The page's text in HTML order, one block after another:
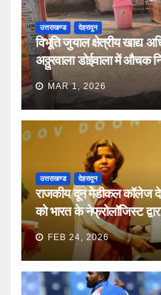
उत्तराखण्ड देहरादून
विभूति जुयाल क्षेत्रीय खाद्य
अठ्ठुरवाला डोईवाला में औचक
MAR 1, 2026
उत्तराखण्ड देहरादून
राजकीय दून मेडीकल कॉलेज
को भारत के नेफ्रोलॉजिस्ट
FEB 24, 2026